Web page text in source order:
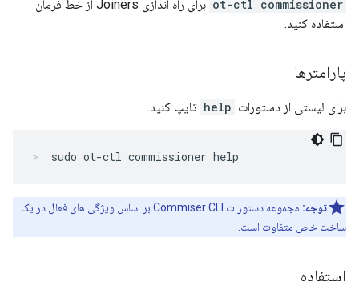
ot-ctl commissioner
برای راه اندازی Joiners از خط فرمان
استفاده کنید.
پارامترها
برای لیستی از دستورات help تایپ کنید.
sudo ot-ctl commissioner help
توجه:
مجموعه دستورات Commiser CLI بر اساس ویژگی های فعال در یک
ساخت خاص متفاوت است.
استفاده